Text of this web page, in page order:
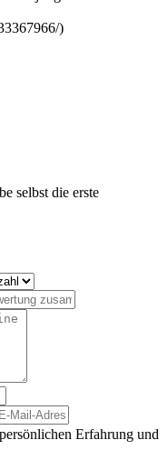
)
selbst die erste
Erfahrung und